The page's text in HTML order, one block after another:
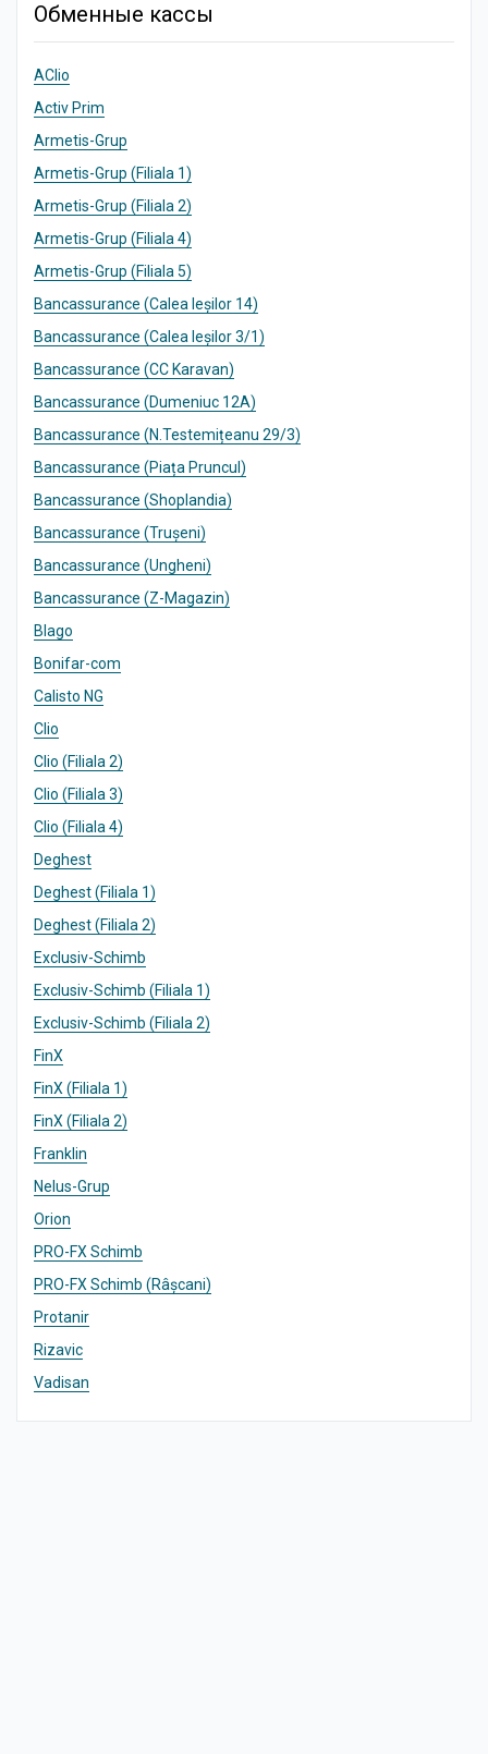
Обменные кассы
AClio
Activ Prim
Armetis-Grup
Armetis-Grup (Filiala 1)
Armetis-Grup (Filiala 2)
Armetis-Grup (Filiala 4)
Armetis-Grup (Filiala 5)
Bancassurance (Calea Ieșilor 14)
Bancassurance (Calea Ieșilor 3/1)
Bancassurance (CC Karavan)
Bancassurance (Dumeniuc 12A)
Bancassurance (N.Testemițeanu 29/3)
Bancassurance (Piața Pruncul)
Bancassurance (Shoplandia)
Bancassurance (Trușeni)
Bancassurance (Ungheni)
Bancassurance (Z-Magazin)
Blago
Bonifar-com
Calisto NG
Clio
Clio (Filiala 2)
Clio (Filiala 3)
Clio (Filiala 4)
Deghest
Deghest (Filiala 1)
Deghest (Filiala 2)
Exclusiv-Schimb
Exclusiv-Schimb (Filiala 1)
Exclusiv-Schimb (Filiala 2)
FinX
FinX (Filiala 1)
FinX (Filiala 2)
Franklin
Nelus-Grup
Orion
PRO-FX Schimb
PRO-FX Schimb (Râșcani)
Protanir
Rizavic
Vadisan